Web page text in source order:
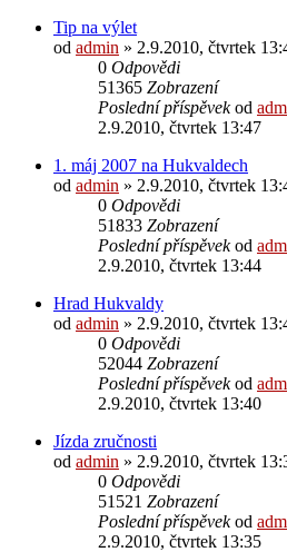
Tip na výlet
od admin » 2.9.2010, čtvrtek
0 Odpovědi
51365 Zobrazení
Poslední příspěvekod
2.9.2010, čtvrtek 13:47
1. máj 2007 na Hukvaldech
od admin » 2.9.2010, čtvrtek
0 Odpovědi
51833 Zobrazení
Poslední příspěvekod
2.9.2010, čtvrtek 13:44
Hrad Hukvaldy
od admin » 2.9.2010, čtvrtek
0 Odpovědi
52044 Zobrazení
Poslední příspěvekod
2.9.2010, čtvrtek 13:40
Jízda zručnosti
od admin » 2.9.2010, čtvrtek
0 Odpovědi
51521 Zobrazení
Poslední příspěvekod
2.9.2010, čtvrtek 13:35